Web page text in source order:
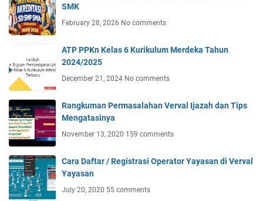
SMK
February 28, 2026 No comments
ATP PPKn Kelas 6 Kurikulum Merdeka Tahun
2024/2025
December 21, 2024 No comments
Rangkuman Permasalahan Verval Ijazah dan Tips
Mengatasinya
November 13, 2020 159 comments
Cara Daftar / Registrasi Operator Yayasan di Verval
Yayasan
July 20, 2020 55 comments